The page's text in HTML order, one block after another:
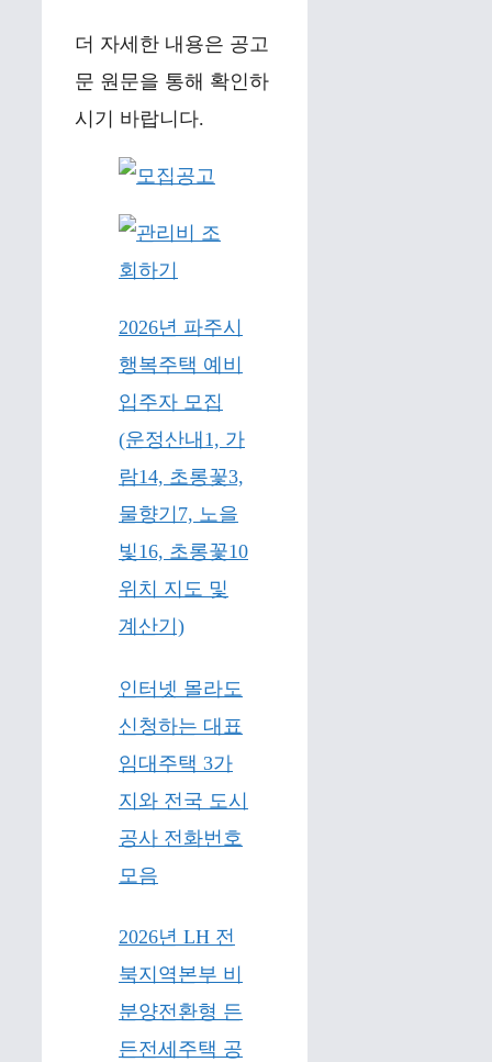
더 자세한 내용은 공고
문 원문을 통해 확인하
시기 바랍니다.
2026년 파주시
행복주택 예비
입주자 모집
(운정산내1, 가
람14, 초롱꽃3,
물향기7, 노을
빛16, 초롱꽃10
위치 지도 및
계산기)
인터넷 몰라도
신청하는 대표
임대주택 3가
지와 전국 도시
공사 전화번호
모음
2026년 LH 전
북지역본부 비
분양전환형 든
든전세주택 공